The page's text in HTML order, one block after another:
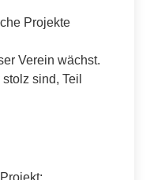
Projekte
Verein wächst.
sind, Teil